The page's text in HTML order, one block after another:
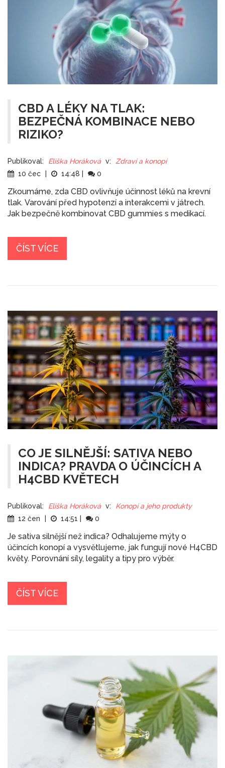
CBD A LÉKY NA TLAK:
BEZPEČNÁ KOMBINACE NEBO
RIZIKO?
Publikoval: Eliška Horáková v:
Zdraví a konopí
10 čec
14:48 0
Zkoumáme, zda CBD ovlivňuje účinnost léků na krevní
tlak. Varování před hypotenzí a interakcemi v játrech.
Jak bezpečně kombinovat CBD gummies s medikací.
ČÍST VÍCE
CO JE SILNĚJŠÍ: SATIVA NEBO
INDICA? PRAVDA O ÚČINCÍCH A
H4CBD KVĚTECH
Publikoval: Eliška Horáková v:
Konopí a jeho produkty
12 čen
| 14:51 | 0
Je sativa silnější než indica? Odhalujeme mýty o
účincích konopí a vysvětlujeme, jak fungují nové H4CBD
květy. Porovnání síly, legality a tipy pro výběr.
ČÍST VÍCE